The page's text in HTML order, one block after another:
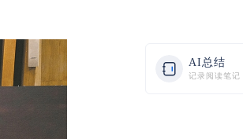
AI总结
记录阅读笔记